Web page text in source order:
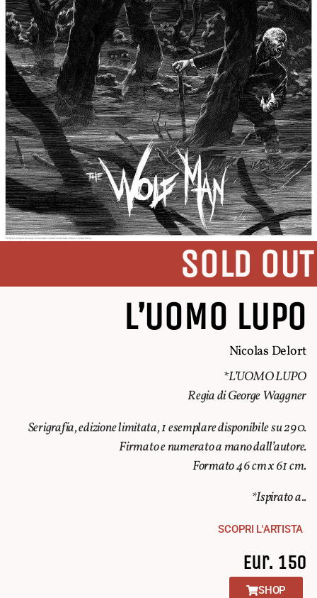
SOLD OUT
L’UOMO LUPO
Nicolas Delort
*L’UOMO LUPO
Regia di George Waggner
Serigrafia, edizione limitata, 1 esemplare disponibile su 290.
Firmato e numerato a mano dall’autore.
Formato 46 cm x 61 cm.
*Ispirato a..
SCOPRI L'ARTISTA
Eur. 150
SHOP